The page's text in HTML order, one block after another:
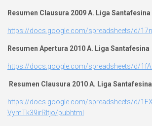
Resumen Clausura 2009 A. Liga Santafesina
https://docs.google.com/spreadsheets/d/
Resumen Apertura 2010 A. Liga Santafesina
https://docs.google.com/spreadsheets/d/
Resumen Clausura 2010 A. Liga Santafesina
https://docs.google.com/spreadsheets/d/
VymTk39irRltjo/pubhtml